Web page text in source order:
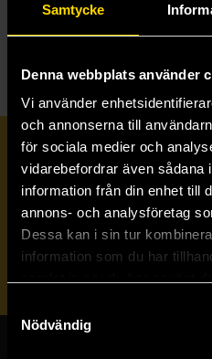
Samtycke
Denna webbplats använder
Vi använder
och annonserna till
för sociala medier och
vidarebefordrar även sådana
information från din enhet till
annons- och analysföretag
Dessa kan i sin tur
information som du har
Nödvändig
SAMLINGSVOLYM
TECKNA &
Prenumerera på